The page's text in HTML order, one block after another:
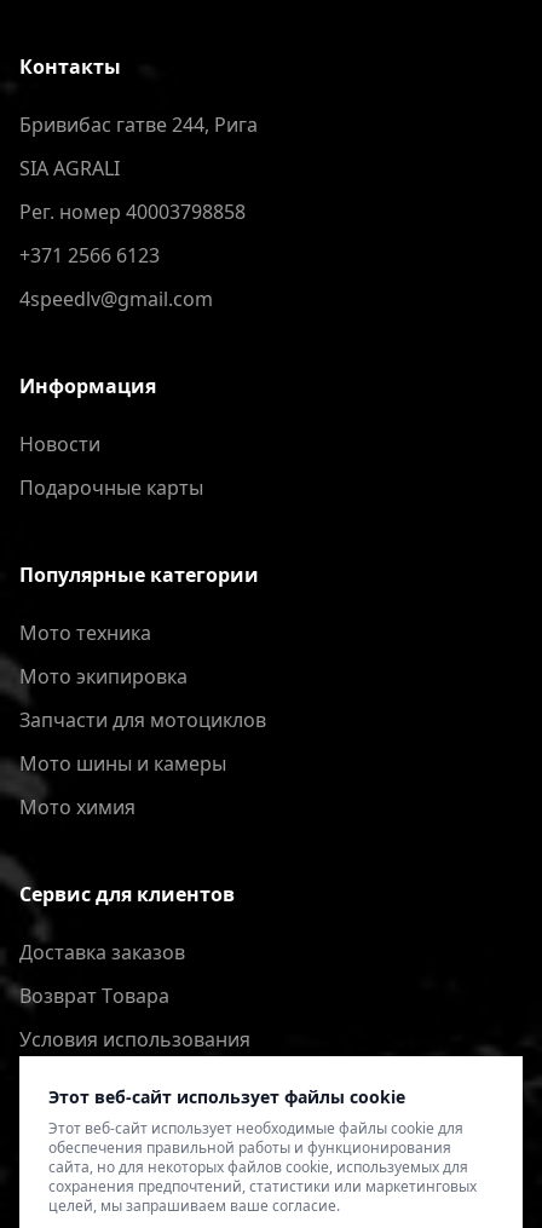
Этот веб-сайт использует файлы cookie
Этот веб-сайт использует необходимые файлы cookie для
обеспечения правильной работы и функционирования
сайта, но для некоторых файлов cookie, используемых для
сохранения предпочтений, статистики или маркетинговых
целей, мы запрашиваем ваше согласие.
Контакты
Бривибас гатве 244, Рига
SIA AGRALI
Рег. номер 40003798858
+371 2566 6123
4speedlv@gmail.com
Информация
Новости
Подарочные карты
Популярные категории
Мото техника
Мото экипировка
Запчасти для мотоциклов
Мото шины и камеры
Мото химия
Сервис для клиентов
Доставка заказов
Bозврат Tовара
Условия использования
Политика конфиденциальности